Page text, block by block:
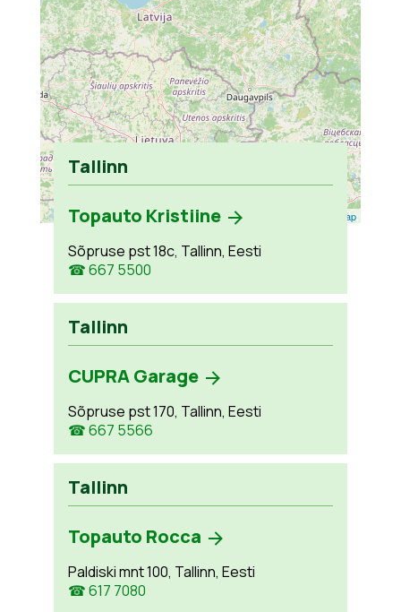
Leaflet OpenStreetMap
Tallinn
Topauto Kristiine
Sõpruse pst 18c, Tallinn, Eesti
☎ 667 5500
Tallinn
CUPRA Garage
Sõpruse pst 170, Tallinn, Eesti
☎ 667 5566
Tallinn
Topauto Rocca
Paldiski mnt 100, Tallinn, Eesti
☎ 617 7080